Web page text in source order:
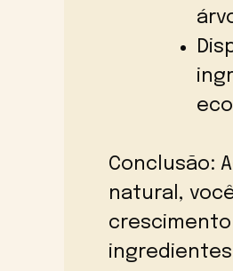
Conclusão:
natural,